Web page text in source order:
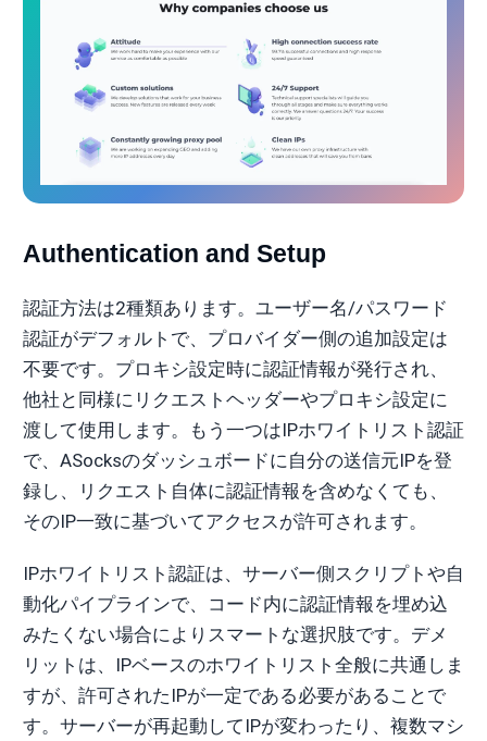
Authentication and Setup
認証方法は2種類あります。ユーザー名/パスワード
認証がデフォルトで、プロバイダー側の追加設定は
不要です。プロキシ設定時に認証情報が発行され、
他社と同様にリクエストヘッダーやプロキシ設定に
渡して使用します。もう一つはIPホワイトリスト認証
で、ASocksのダッシュボードに自分の送信元IPを登
録し、リクエスト自体に認証情報を含めなくても、
そのIP一致に基づいてアクセスが許可されます。
IPホワイトリスト認証は、サーバー側スクリプトや自
動化パイプラインで、コード内に認証情報を埋め込
みたくない場合によりスマートな選択肢です。デメ
リットは、IPベースのホワイトリスト全般に共通しま
すが、許可されたIPが一定である必要があることで
す。サーバーが再起動してIPが変わったり、複数マシ